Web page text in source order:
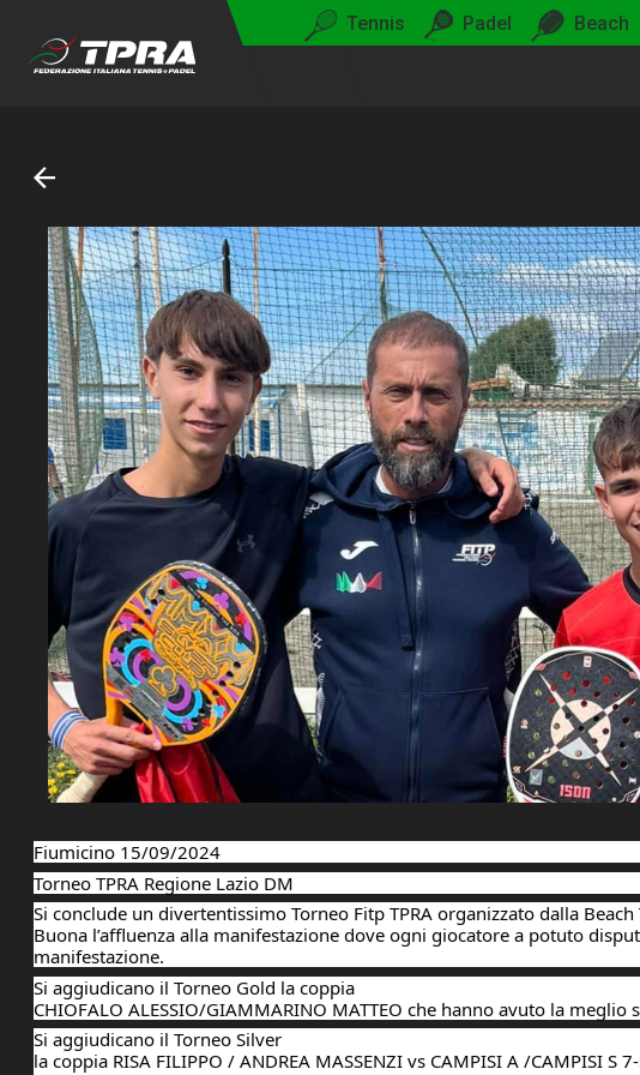
Tennis Padel Beach
Fiumicino 15/09/2024
Torneo TPRA Regione Lazio DM
Si conclude un divertentissimo Torneo Fitp TPRA organizzato dalla Beach
Buona l’affluenza alla manifestazione dove ogni giocatore a potuto
manifestazione.
Si aggiudicano il Torneo Gold la coppia
CHIOFALO ALESSIO/GIAMMARINO MATTEO che hanno avuto la
Si aggiudicano il Torneo Silver
la coppia RISA FILIPPO / ANDREA MASSENZI vs CAMPISI A /CAMPISI S